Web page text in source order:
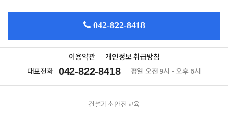
042-822-8418
이용약관
개인정보 취급방침
대표전화 042-822-8418 평일 오전 9시 - 오후 6시
건설기초안전교육